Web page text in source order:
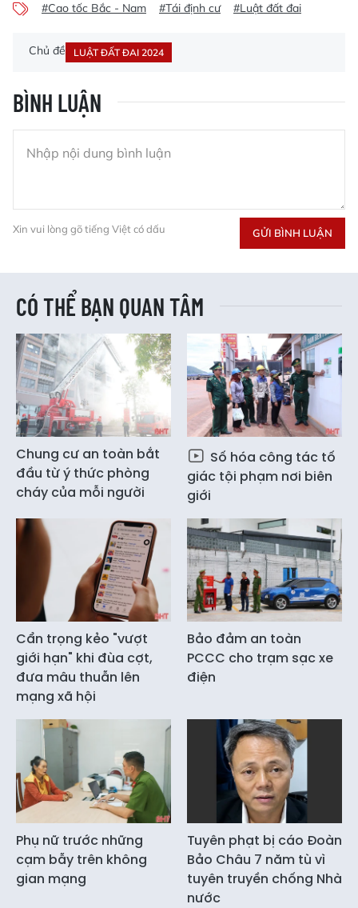
#Cao tốc Bắc - Nam #Tái định cư #Luật đất đai
Chủ đề LUẬT ĐẤT ĐAI 2024
BÌNH LUẬN
Xin vui lòng gõ tiếng Việt có dấu GỬI BÌNH LUẬN
CÓ THỂ BẠN QUAN TÂM
Chung cư an toàn bắt
đầu từ ý thức phòng
cháy của mỗi người
Số hóa công tác tố
giác tội phạm nơi biên
giới
Cẩn trọng kẻo "vượt
giới hạn" khi đùa cợt,
đưa mâu thuẫn lên
mạng xã hội
Bảo đảm an toàn
PCCC cho trạm sạc xe
điện
Phụ nữ trước những
cạm bẫy trên không
gian mạng
Tuyên phạt bị cáo Đoàn
Bảo Châu 7 năm tù vì
tuyên truyền chống Nhà
nước